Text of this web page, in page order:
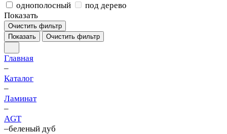
однополосный
под дерево
Показать
Очистить фильтр
Показать
Очистить фильтр
Главная
–
Каталог
–
Ламинат
–
AGT
–беленый дуб